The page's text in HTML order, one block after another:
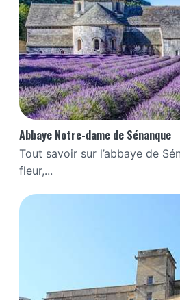
Abbaye Notre-dame de Sénanque
Tout savoir sur l’abbaye de
fleur,...